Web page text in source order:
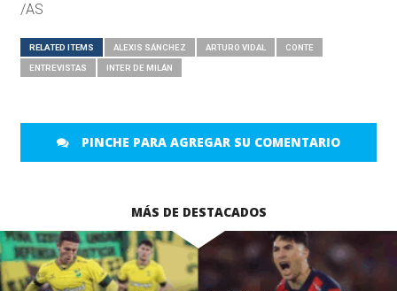
/AS
RELATED ITEMS ALEXIS SÁNCHEZ ARTURO VIDAL CONTE
ENTREVISTAS INTER DE MILÁN
PINCHE PARA AGREGAR SU COMENTARIO
MÁS DE DESTACADOS